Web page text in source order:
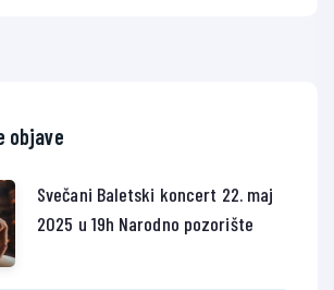
objave
Svečani Baletski koncert 22. maj
2025 u 19h Narodno pozorište